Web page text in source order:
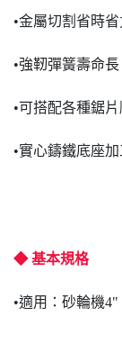
•金屬切割省時省
•強靭彈簧壽命長
•可搭配各種鋸
•實心鑄鐵底座
◆ 基本規格
•適用：砂輪機4"